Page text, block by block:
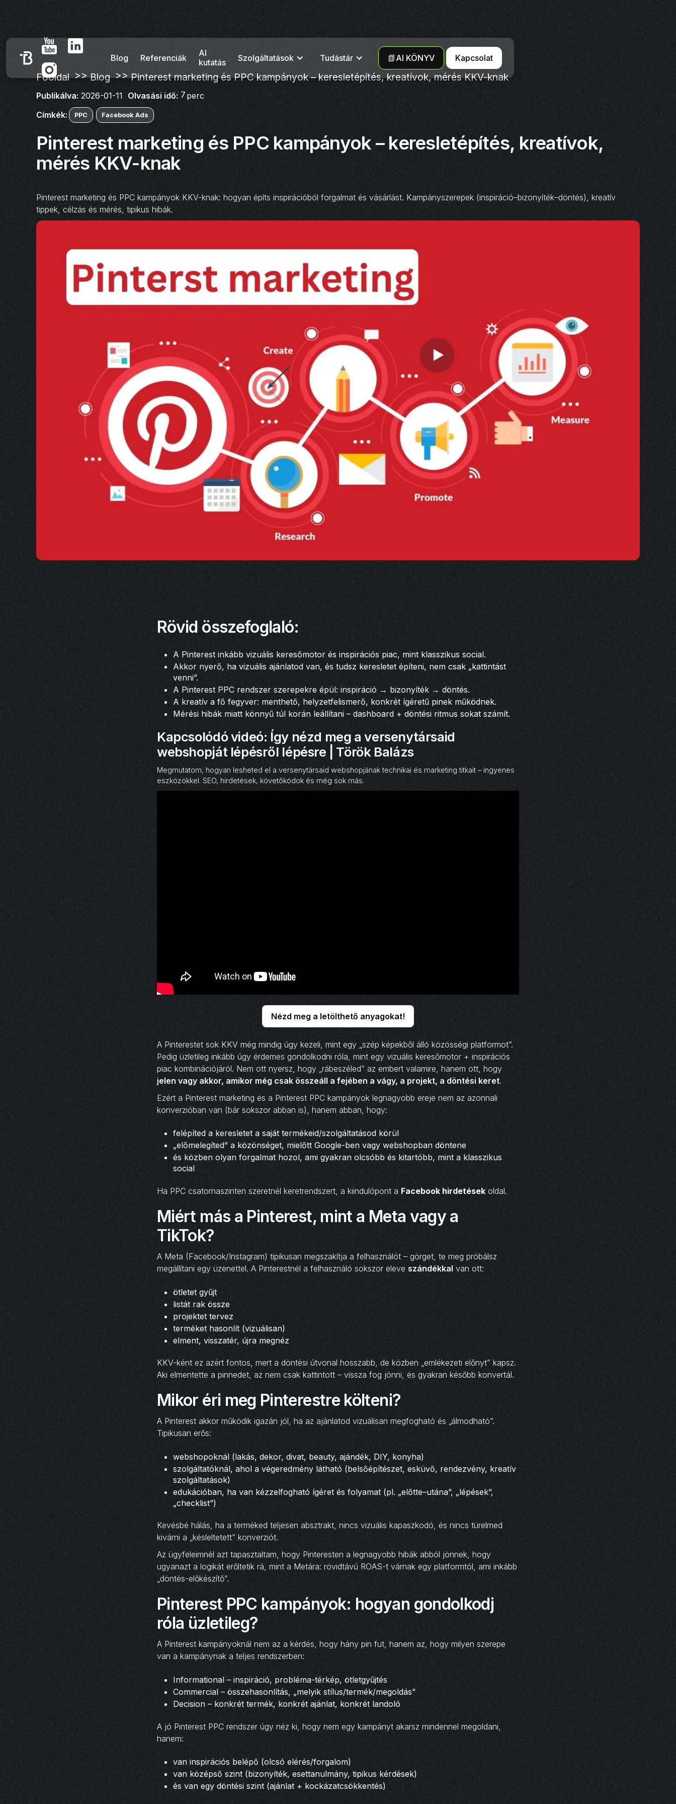
Blog Referenciák
AI
kutatás
Szolgáltatások Tudástár 📗AI KÖNYV Kapcsolat
Főoldal >> Blog >> Pinterest marketing és PPC kampányok – keresletépítés, kreatívok, mérés KKV-knak
Publikálva: 2026-01-11 Olvasási idő: 7 perc
Címkék:
PPC Facebook Ads
Pinterest marketing és PPC kampányok – keresletépítés, kreatívok,
mérés KKV-knak
Pinterest marketing és PPC kampányok KKV-knak: hogyan építs inspirációból forgalmat és vásárlást. Kampányszerepek (inspiráció–bizonyíték–döntés), kreatív
tippek, célzás és mérés, tipikus hibák.
Rövid összefoglaló:
A Pinterest inkább vizuális keresőmotor és inspirációs piac, mint klasszikus social.
Akkor nyerő, ha vizuális ajánlatod van, és tudsz keresletet építeni, nem csak „kattintást
venni”.
A Pinterest PPC rendszer szerepekre épül: inspiráció → bizonyíték → döntés.
A kreatív a fő fegyver: menthető, helyzetfelismerő, konkrét ígéretű pinek működnek.
Mérési hibák miatt könnyű túl korán leállítani – dashboard + döntési ritmus sokat számít.
Kapcsolódó videó: Így nézd meg a versenytársaid
webshopját lépésről lépésre | Török Balázs
Megmutatom, hogyan lesheted el a versenytársaid webshopjának technikai és marketing titkait – ingyenes
eszközökkel. SEO, hirdetések, követőkódok és még sok más.
Nézd meg a letölthető anyagokat!
A Pinterestet sok KKV még mindig úgy kezeli, mint egy „szép képekből álló közösségi platformot”.
Pedig üzletileg inkább úgy érdemes gondolkodni róla, mint egy vizuális keresőmotor + inspirációs
piac kombinációjáról. Nem ott nyersz, hogy „rábeszéled” az embert valamire, hanem ott, hogy
jelen vagy akkor, amikor még csak összeáll a fejében a vágy, a projekt, a döntési keret.
Ezért a Pinterest marketing és a Pinterest PPC kampányok legnagyobb ereje nem az azonnali
konverzióban van (bár sokszor abban is), hanem abban, hogy:
felépíted a keresletet a saját termékeid/szolgáltatásod körül
„előmelegíted” a közönséget, mielőtt Google-ben vagy webshopban döntene
és közben olyan forgalmat hozol, ami gyakran olcsóbb és kitartóbb, mint a klasszikus
social
Ha PPC csatornaszinten szeretnél keretrendszert, a kiindulópont a Facebook hirdetések oldal.
Miért más a Pinterest, mint a Meta vagy a
TikTok?
A Meta (Facebook/Instagram) tipikusan megszakítja a felhasználót – görget, te meg próbálsz
megállítani egy üzenettel. A Pinterestnél a felhasználó sokszor eleve szándékkal van ott:
ötletet gyűjt
listát rak össze
projektet tervez
terméket hasonlít (vizuálisan)
elment, visszatér, újra megnéz
KKV-ként ez azért fontos, mert a döntési útvonal hosszabb, de közben „emlékezeti előnyt” kapsz.
Aki elmentette a pinnedet, az nem csak kattintott – vissza fog jönni, és gyakran később konvertál.
Mikor éri meg Pinterestre költeni?
A Pinterest akkor működik igazán jól, ha az ajánlatod vizuálisan megfogható és „álmodható”.
Tipikusan erős:
webshopoknál (lakás, dekor, divat, beauty, ajándék, DIY, konyha)
szolgáltatóknál, ahol a végeredmény látható (belsőépítészet, esküvő, rendezvény, kreatív
szolgáltatások)
edukációban, ha van kézzelfogható ígéret és folyamat (pl. „előtte–utána”, „lépések”,
„checklist”)
Kevésbé hálás, ha a terméked teljesen absztrakt, nincs vizuális kapaszkodó, és nincs türelmed
kivárni a „késleltetett” konverziót.
Az ügyfeleimnél azt tapasztaltam, hogy Pinteresten a legnagyobb hibák abból jönnek, hogy
ugyanazt a logikát erőltetik rá, mint a Metára: rövidtávú ROAS-t várnak egy platformtól, ami inkább
„döntés-előkészítő”.
Pinterest PPC kampányok: hogyan gondolkodj
róla üzletileg?
A Pinterest kampányoknál nem az a kérdés, hogy hány pin fut, hanem az, hogy milyen szerepe
van a kampánynak a teljes rendszerben:
Informational – inspiráció, probléma-térkép, ötletgyűjtés
Commercial – összehasonlítás, „melyik stílus/termék/megoldás”
Decision – konkrét termék, konkrét ajánlat, konkrét landoló
A jó Pinterest PPC rendszer úgy néz ki, hogy nem egy kampányt akarsz mindennel megoldani,
hanem:
van inspirációs belépő (olcsó elérés/forgalom)
van középső szint (bizonyíték, esettanulmány, tipikus kérdések)
és van egy döntési szint (ajánlat + kockázatcsökkentés)